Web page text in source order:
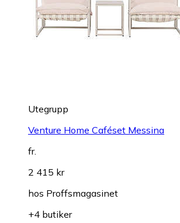
Utegrupp
Venture Home Caféset Messina
fr.
2 415 kr
hos Proffsmagasinet
+4 butiker